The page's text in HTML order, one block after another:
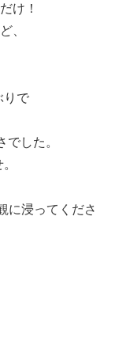
け！
、
りで
した。
に浸ってくださ